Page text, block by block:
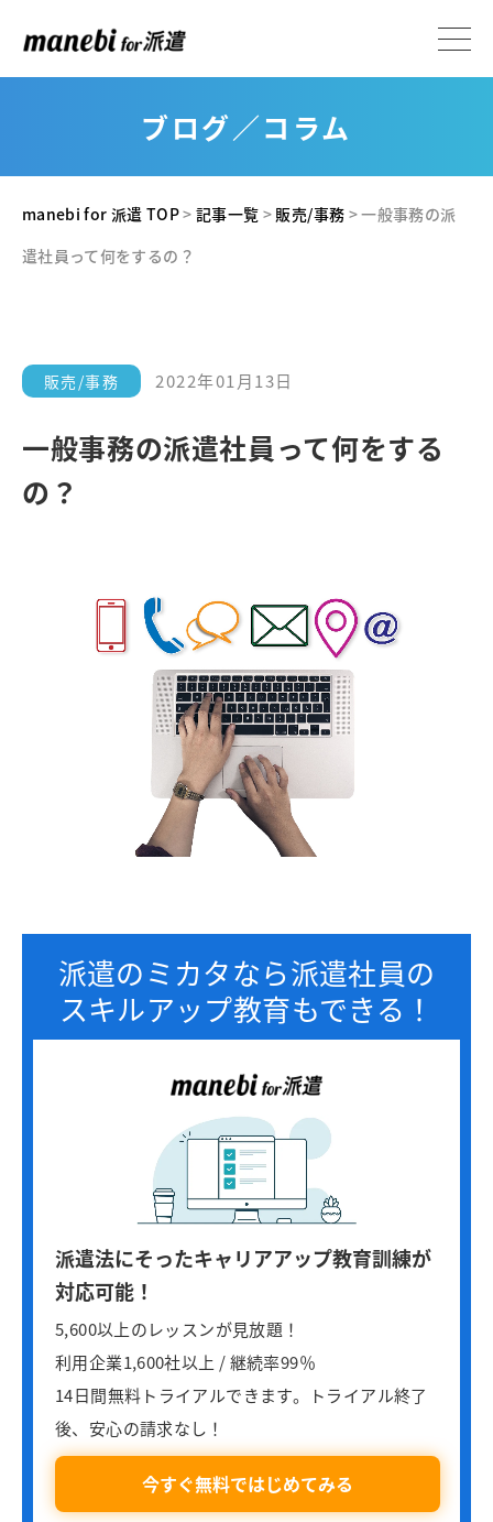
ブログ／コラム
manebi for 派遣 TOP>記事一覧 > 販売/事務 >一般事務の派
遣社員って何をするの？
販売/事務 2022年01月13日
一般事務の派遣社員って何をする
の？
派遣のミカタなら派遣社員の
スキルアップ教育もできる！
派遣法にそったキャリアアップ教育訓練が
対応可能！
5,600以上のレッスンが見放題！
利用企業1,600社以上 / 継続率99％
14日間無料トライアルできます。トライアル終了
後、安心の請求なし！
今すぐ無料ではじめてみる